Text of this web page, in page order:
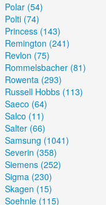
Polar (54)
Polti (74)
Princess (143)
Remington (241)
Revlon (75)
Rommelsbacher (81)
Rowenta (293)
Russell Hobbs (113)
Saeco (64)
Salco (11)
Salter (66)
Samsung (1041)
Severin (358)
Siemens (252)
Sigma (230)
Skagen (15)
Soehnle (115)